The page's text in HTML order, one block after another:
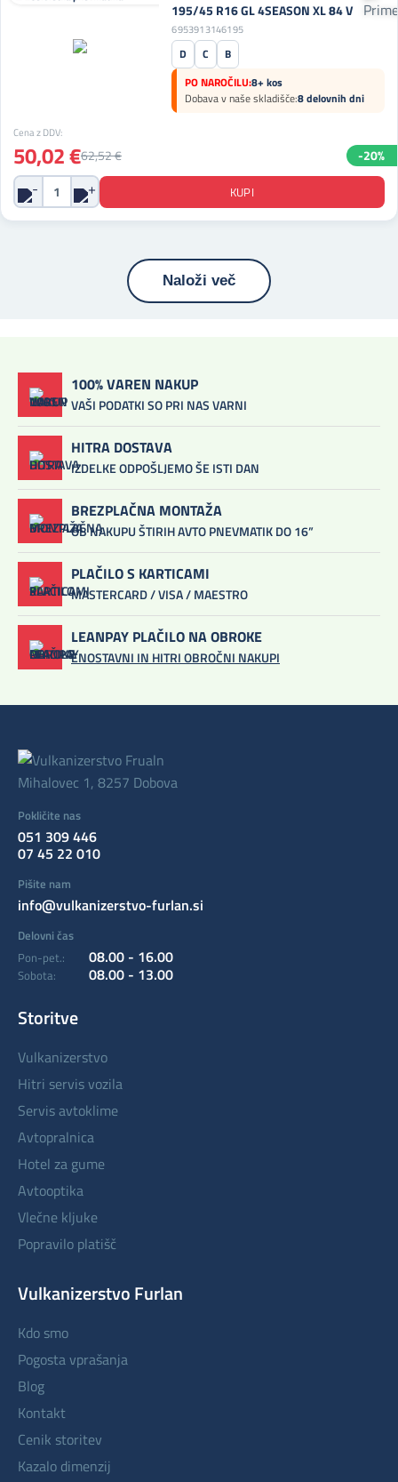
195/45 R16 GL 4SEASON XL 84 V
6953913146195
D C
B
PO NAROČILU:8+ kos
Dobava v naše skladišče:8 delovnih dni
Cena z DDV:
50,02 €62,52 € -20%
Naloži več
100% VAREN NAKUP
VAŠI PODATKI SO PRI NAS VARNI
HITRA DOSTAVA
IZDELKE ODPOŠLJEMO ŠE ISTI DAN
BREZPLAČNA MONTAŽA
OB NAKUPU ŠTIRIH AVTO PNEVMATIK DO 16”
PLAČILO S KARTICAMI
MASTERCARD / VISA / MAESTRO
LEANPAY PLAČILO NA OBROKE
ENOSTAVNI IN HITRI OBROČNI NAKUPI
Mihalovec 1, 8257 Dobova
Pokličite nas
051 309 446
07 45 22 010
Pišite nam
info@vulkanizerstvo-furlan.si
Delovni čas
Pon-pet.:
08.00 - 16.00
Sobota: 08.00 - 13.00
Storitve
vulkanizerstvo
hitri servis vozila
servis avtoklime
avtopralnica
hotel za gume
avtooptika
vlečne kljuke
popravilo platišč
Vulkanizerstvo Furlan
kdo smo
pogosta vprašanja
blog
kontakt
cenik storitev
kazalo dimenzij